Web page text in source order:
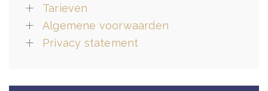
Tarieven
Algemene voorwaarden
Privacy statement